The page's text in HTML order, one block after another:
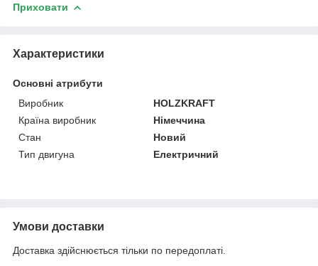
Приховати
Характеристики
Основні атрибути
Виробник
HOLZKRAFT
Країна виробник
Німеччина
Стан
Новий
Тип двигуна
Електричний
Умови доставки
Доставка здійснюється тільки по передоплаті.